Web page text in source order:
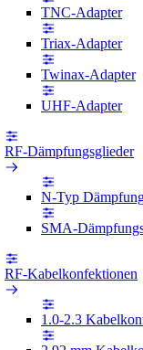
TNC-Adapter
Triax-Adapter
Twinax-Adapter
UHF-Adapter
RF-Dämpfungsglieder
N-Typ
SMA-
RF-Kabelkonfektionen
1.0-2.3